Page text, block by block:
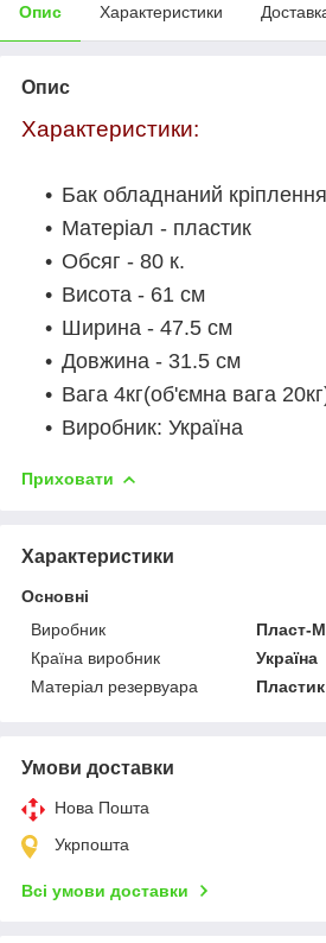
Опис Характеристики
Опис
Характеристики:
Бак обладнаний
Матеріал - пластик
Обсяг - 80 к.
Висота - 61 см
Ширина - 47.5 см
Довжина - 31.5 см
Вага 4кг(об'ємна вага
Виробник: Україна
Приховати
Характеристики
Основні
Виробник
Пласт-М
Країна виробник
Україна
Матеріал резервуара
Пластик
Умови доставки
Нова Пошта
Укрпошта
Всі умови доставки